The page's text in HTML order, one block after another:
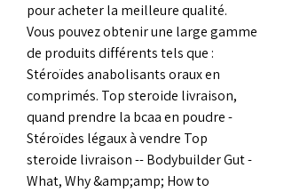
pour acheter la meilleure qualité.
Vous pouvez obtenir une large gamme
de produits différents tels que :
Stéroïdes anabolisants oraux en
comprimés. Top steroide livraison,
quand prendre la bcaa en poudre -
Stéroïdes légaux à vendre Top
steroide livraison -- Bodybuilder Gut -
What, Why &amp;amp; How to